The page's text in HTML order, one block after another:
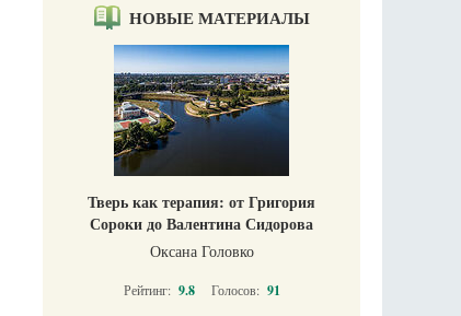
НОВЫЕ МАТЕРИАЛЫ
Тверь как терапия: от Григория
Сороки до Валентина Сидорова
Оксана Головко
Рейтинг: 9.8 Голосов: 91